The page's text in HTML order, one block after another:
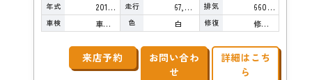
年式 2016年 走行 67,000km 排気 660cc
車検 車検整備付 色 白 修復 修復歴無し
来店予約
お問い合わ
せ
詳細はこち
ら